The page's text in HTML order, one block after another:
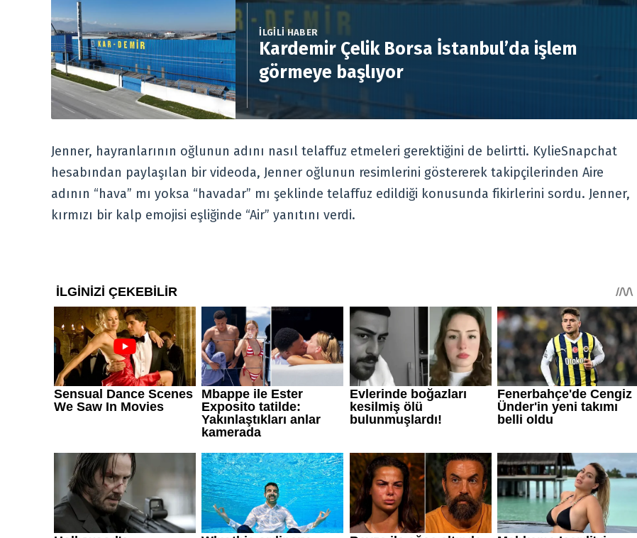
İLGİLİ HABER
Kardemir Çelik Borsa İstanbul’da işlem
görmeye başlıyor
Jenner, hayranlarının oğlunun adını nasıl telaffuz etmeleri gerektiğini de belirtti. KylieSnapchat
hesabından paylaşılan bir videoda, Jenner oğlunun resimlerini göstererek takipçilerinden Aire
adının “hava” mı yoksa “havadar” mı şeklinde telaffuz edildiği konusunda fikirlerini sordu. Jenner,
kırmızı bir kalp emojisi eşliğinde “Air” yanıtını verdi.